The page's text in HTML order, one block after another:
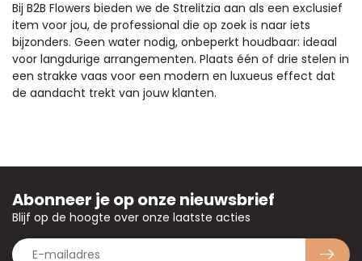
Bij B2B Flowers bieden we de Strelitzia aan als een exclusief
item voor jou, de professional die op zoek is naar iets
bijzonders. Geen water nodig, onbeperkt houdbaar: ideaal
voor langdurige arrangementen. Plaats één of drie stelen in
een strakke vaas voor een modern en luxueus effect dat
de aandacht trekt van jouw klanten.
Abonneer je op onze nieuwsbrief
Blijf op de hoogte over onze laatste acties